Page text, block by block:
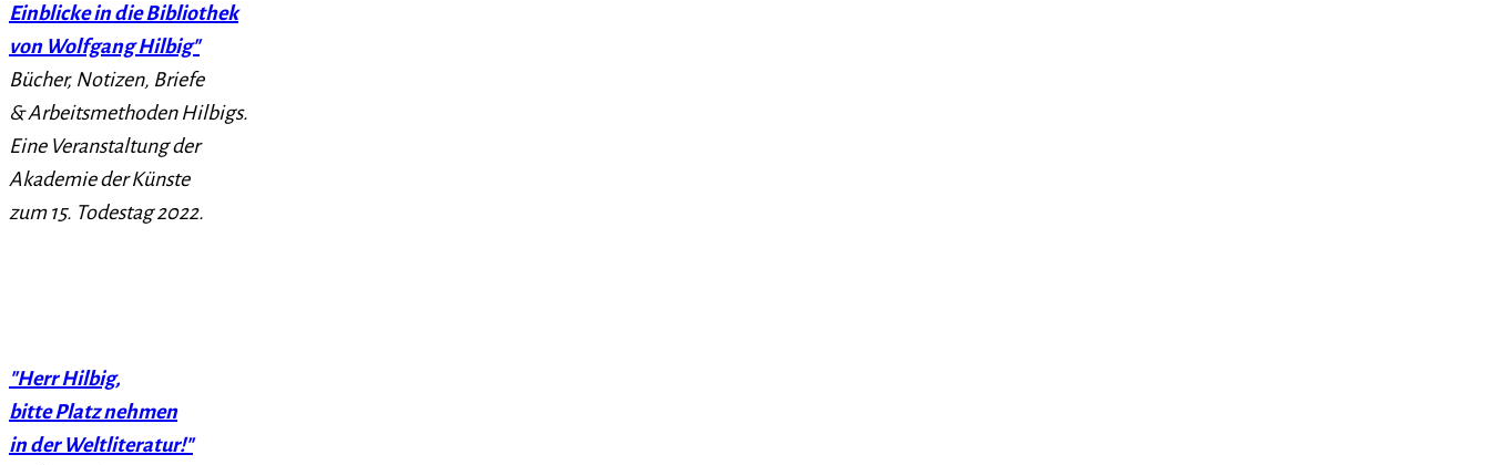
Einblicke in die Bibliothek
von Wolfgang Hilbig"
Bücher, Notizen, Briefe
& Arbeitsmethoden Hilbigs.
Eine Veranstaltung der
Akademie der Künste
zum 15. Todestag 2022.
"Herr Hilbig,
bitte Platz nehmen
in der Weltliteratur!"